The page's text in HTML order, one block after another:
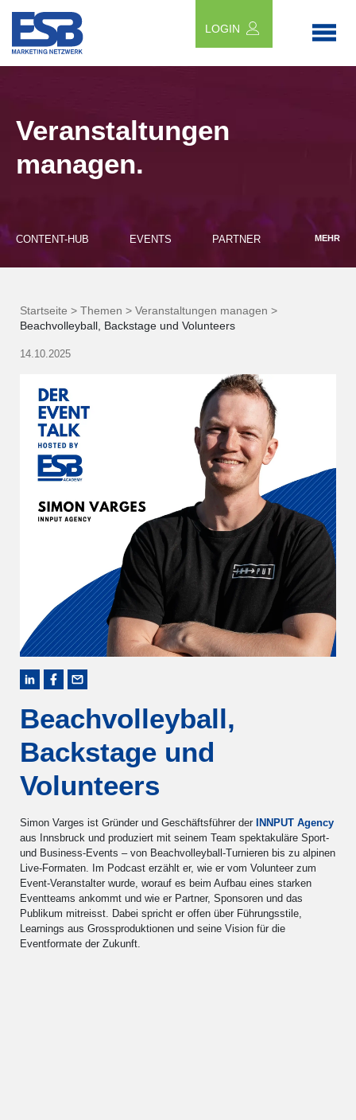
LOGIN
Veranstaltungen
managen.
CONTENT-HUB EVENTS PARTNER MEHR
Startseite > Themen > Veranstaltungen managen >
Beachvolleyball, Backstage und Volunteers
14.10.2025
Beachvolleyball,
Backstage und
Volunteers
Simon Varges ist Gründer und Geschäftsführer der
INNPUT Agency
aus Innsbruck und produziert mit seinem Team spektakuläre Sport-
und Business-Events – von Beachvolleyball-Turnieren bis zu alpinen
Live-Formaten. Im Podcast erzählt er, wie er vom Volunteer zum
Event-Veranstalter wurde, worauf es beim Aufbau eines starken
Eventteams ankommt und wie er Partner, Sponsoren und das
Publikum mitreisst. Dabei spricht er offen über Führungsstile,
Learnings aus Grossproduktionen und seine Vision für die
Eventformate der Zukunft.